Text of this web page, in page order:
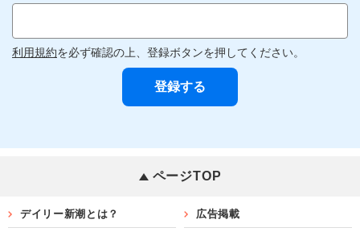
利用規約を必ず確認の上、登録ボタンを押してください。
ページTOP
デイリー新潮とは？ 広告掲載